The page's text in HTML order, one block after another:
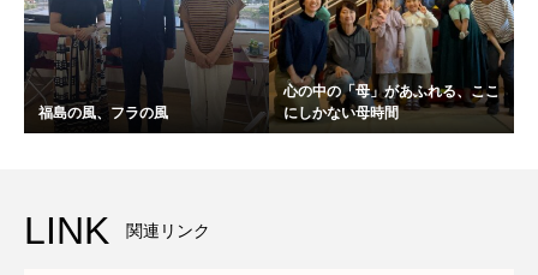
福島の風、フラの風
心の中の「母」があふれる、ここ
にしかない母時間
LINK 関連リンク